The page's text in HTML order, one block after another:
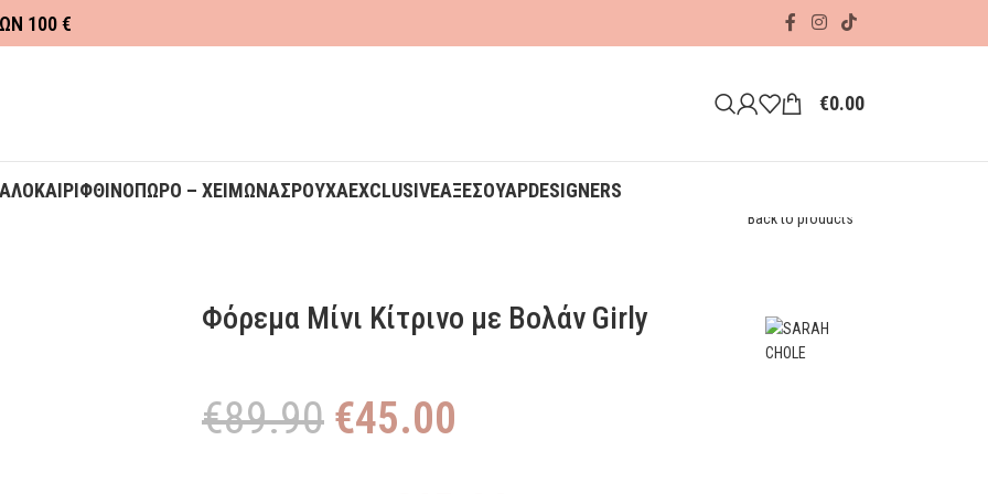
100 €
€0.00
ΦΘΙΝΟΠΩΡΟ – ΧΕΙΜΩΝΑΣΡΟΥΧΑEXCLUSIVEΑΞΕΣΟΥΑΡDESIGNERS
Back to products
Φόρεμα Μίνι Κίτρινο με Βολάν Girly
€89.90 €45.00